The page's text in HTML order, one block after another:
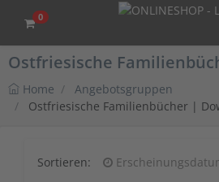
0
Ostfriesische
Home
Angebotsgruppen
Ostfriesische Familienbücher |
Sortieren: